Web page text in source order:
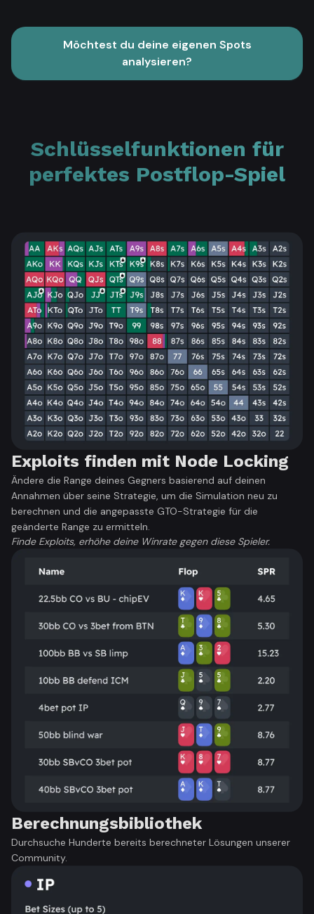
Möchtest du deine eigenen Spots
analysieren?
Schlüsselfunktionen für
perfektes Postflop-Spiel
Exploits finden mit Node Locking
Ändere die Range deines Gegners basierend auf deinen
Annahmen über seine Strategie, um die Simulation neu zu
berechnen und die angepasste GTO-Strategie für die
geänderte Range zu ermitteln.
Finde Exploits, erhöhe deine Winrate gegen diese Spieler.
Berechnungsbibliothek
Durchsuche Hunderte bereits berechneter Lösungen unserer
Community.